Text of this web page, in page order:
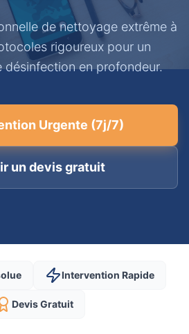
de nettoyage extrême à
rigoureux pour un
désinfection en profondeur.
Urgente (7j/7)
un devis gratuit
Intervention Rapide
Devis Gratuit